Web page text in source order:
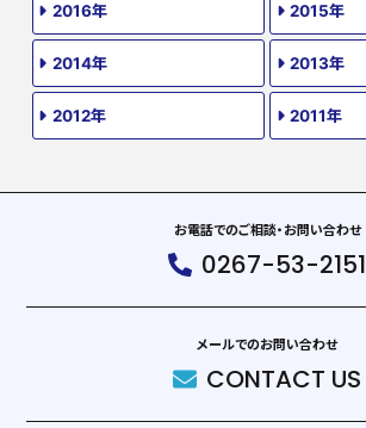
2016年 2015年
2014年 2013年
2012年 2011年
お電話でのご相談・お問い合わせ
0267-53-2151
メールでのお問い合わせ
CONTACT US